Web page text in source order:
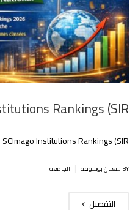
Rankings (SIR
SCImago Institutions Rankings (SIR
BY شعبان بوحلوفة الجامعة
التفصيل